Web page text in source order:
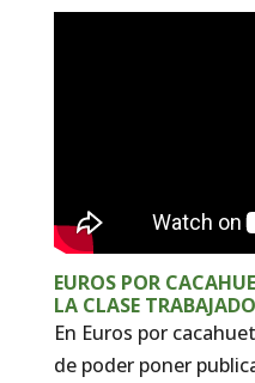
EUROS POR
LA CLASE
En Euros por
de poder poner